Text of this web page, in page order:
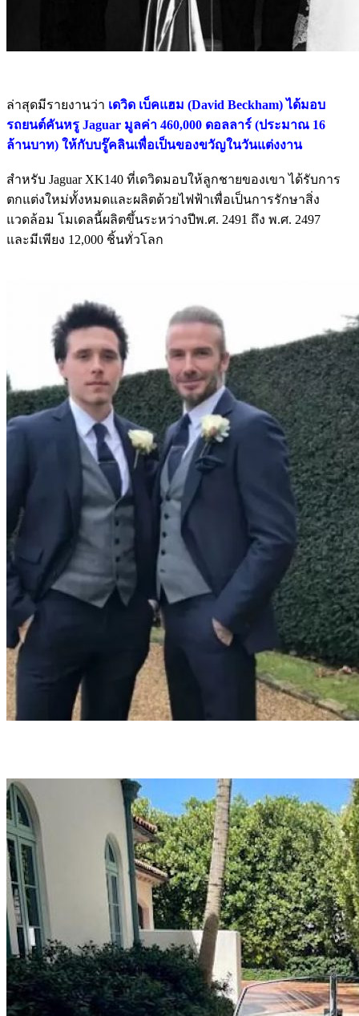
ล่าสุดมีรายงานว่า เดวิด เบ็คแฮม (David Beckham) ได้มอบ
รถยนต์คันหรู Jaguar มูลค่า 460,000 ดอลลาร์ (ประมาณ 16
ล้านบาท) ให้กับบรู๊คลินเพื่อเป็นของขวัญในวันแต่งงาน
สำหรับ Jaguar XK140 ที่เดวิดมอบให้ลูกชายของเขา ได้รับการ
ตกแต่งใหม่ทั้งหมดและผลิตด้วยไฟฟ้าเพื่อเป็นการรักษาสิ่ง
แวดล้อม โมเดลนี้ผลิตขึ้นระหว่างปีพ.ศ. 2491 ถึง พ.ศ. 2497
และมีเพียง 12,000 ชิ้นทั่วโลก